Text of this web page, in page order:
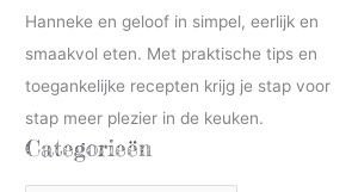
Hanneke en geloof in simpel, eerlijk en
smaakvol eten. Met praktische tips en
toegankelijke recepten krijg je stap voor
stap meer plezier in de keuken.
Categorieën